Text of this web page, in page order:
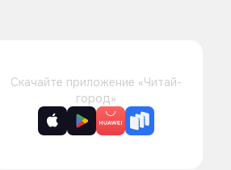
Скачайте приложение «Читай-
город»